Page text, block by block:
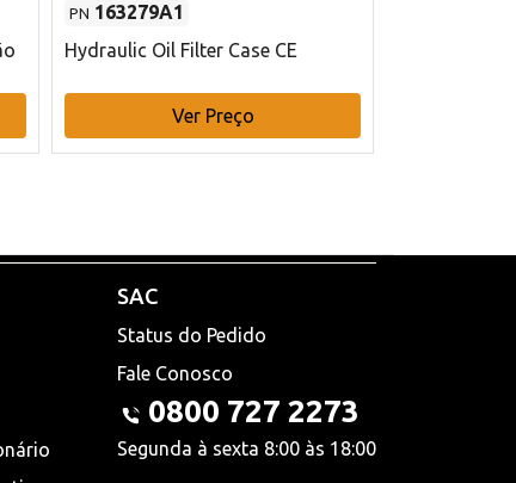
PN 163279A1
Hydraulic Oil Filter Case CE
Ver Preço
SAC
Status do Pedido
Fale Conosco
0800 727 2273
Segunda à sexta 8:00 às 18:00